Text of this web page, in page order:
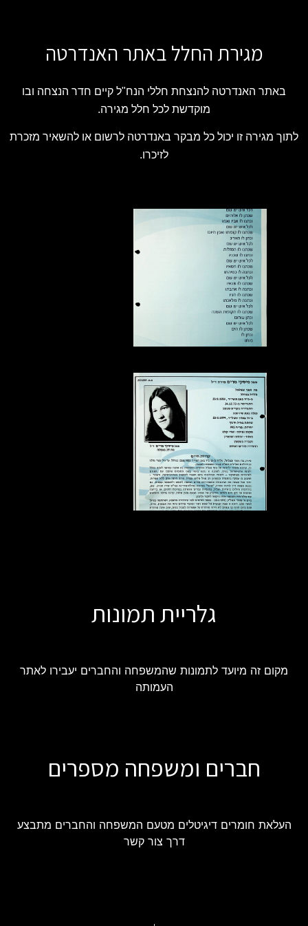
מגירת החלל באתר האנדרטה
באתר האנדרטה להנצחת חללי הנח"ל קיים חדר הנצחה ובו
מוקדשת לכל חלל מגירה.
לתוך מגירה זו יכול כל מבקר באנדרטה לרשום או להשאיר מזכרת
לזיכרו.
גלריית תמונות
מקום זה מיועד לתמונות שהמשפחה והחברים יעבירו לאתר
העמותה
חברים ומשפחה מספרים
העלאת חומרים דיגיטלים מטעם המשפחה והחברים מתבצע
דרך צור קשר